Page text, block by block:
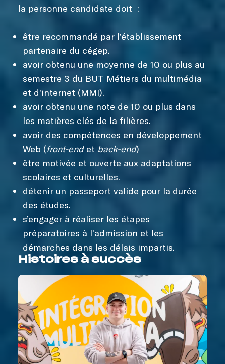
la personne candidate doit :
être recommandé par l’établissement
partenaire du cégep.
avoir obtenu une moyenne de 10 ou plus au
semestre 3 du BUT Métiers du multimédia
et d’internet (MMI).
avoir obtenu une note de 10 ou plus dans
les matières clés de la filières.
avoir des compétences en développement
Web (front-endet back-end)
être motivée et ouverte aux adaptations
scolaires et culturelles.
détenir un passeport valide pour la durée
des études.
s’engager à réaliser les étapes
préparatoires à l’admission et les
démarches dans les délais impartis.
Histoires à succès